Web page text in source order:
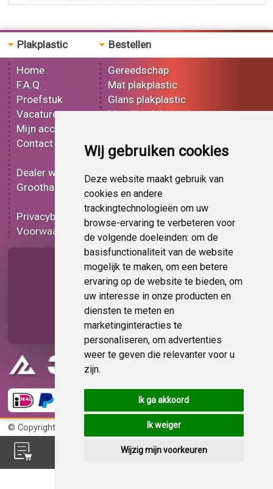
Wij gebruiken cookies
Deze website maakt gebruik van
cookies en andere
trackingtechnologieën om uw
browse-ervaring te verbeteren voor
de volgende doeleinden: om de
basisfunctionaliteit van de website
mogelijk te maken, om een betere
ervaring op de website te bieden, om
uw interesse in onze producten en
diensten te meten en
marketinginteracties te
personaliseren, om advertenties
weer te geven die relevanter voor u
zijn.
Ik ga akkoord
Ik weiger
Wijzig mijn voorkeuren
Plakplastic
Home
F.A.Q.
Proefstuk
Vacatures
Mijn account
Contact
Dealer worden
Groothandel
Privacybeleid
Voorwaarden
Bestellen
Gereedschap
Mat plakplastic
Glans plakplastic
Metallic plakplastic
Effect plakplastic
Bedrukt plakplastic
Carbon plakplastic
Lampen folie
Functionele folie
Plakplastic korting
Op bestelling
Pagina delen
© Copyright 2026